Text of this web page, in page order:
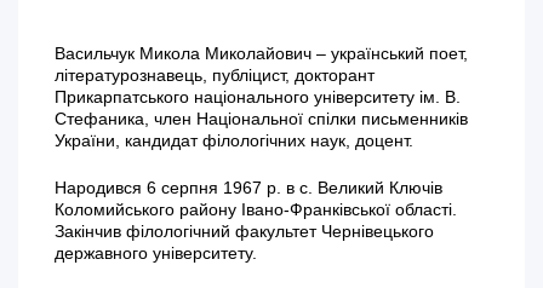
Васильчук Микола Миколайович – український поет,
літературознавець, публіцист, докторант
Прикарпатського національного університету ім. В.
Стефаника, член Національної спілки письменників
України, кандидат філологічних наук, доцент.
Народився 6 серпня 1967 р. в с. Великий Ключів
Коломийського району Івано-Франківської області.
Закінчив філологічний факультет Чернівецького
державного університету.